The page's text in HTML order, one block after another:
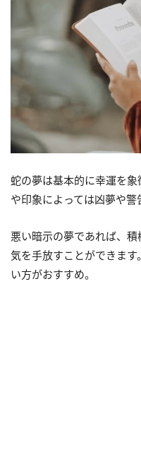
蛇の夢は基本的に幸運を
や印象によっては凶夢や警
悪い暗示の夢であれば、
気を手放すことができま
い方がおすすめ。